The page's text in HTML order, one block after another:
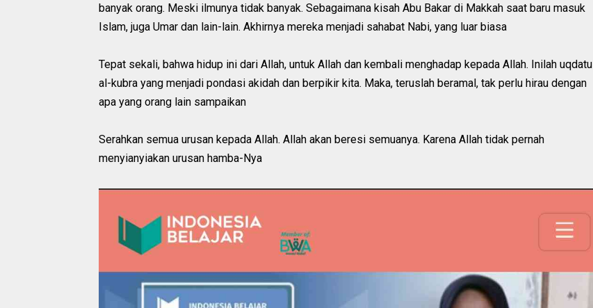
banyak orang. Meski ilmunya tidak banyak. Sebagaimana kisah Abu Bakar di Makkah saat baru masuk
Islam, juga Umar dan lain-lain. Akhirnya mereka menjadi sahabat Nabi, yang luar biasa
Tepat sekali, bahwa hidup ini dari Allah, untuk Allah dan kembali menghadap kepada Allah. Inilah uqdatu
al-kubra yang menjadi pondasi akidah dan berpikir kita. Maka, teruslah beramal, tak perlu hirau dengan
apa yang orang lain sampaikan
Serahkan semua urusan kepada Allah. Allah akan beresi semuanya. Karena Allah tidak pernah
menyianyiakan urusan hamba-Nya